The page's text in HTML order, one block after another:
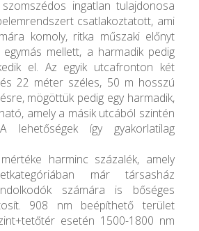
ingatlan tulajdonosa
csatlakoztatott, ami
komoly, ritka műszaki előnyt
mellett, a harmadik pedig
el. Az egyik utcafronton két
22 méter széles, 50 m hosszú
mögöttük pedig egy harmadik,
amely a másik utcából szintén
lehetőségek így gyakorlatilag
harminc százalék, amely
már társasház
számára is bőséges
908 nm beépíthető terület
esetén 1500-1800 nm